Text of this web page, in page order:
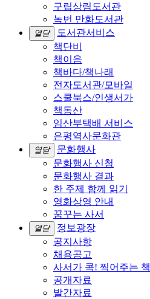
구립상림도서관
녹번 만화도서관
열닫
도서관서비스
책단비
책이음
책바다/책나래
전자도서관/모바일
스쿨북스/인생서가
책동산
임산부택배 서비스
은평역사문화관
열닫
문화행사
문화행사 신청
문화행사 결과
한 주제 함께 읽기
영화상영 안내
꿈꾸는 사서
열닫
정보광장
공지사항
채용공고
사서가 콕! 찍어주는 책
공개자료
발간자료